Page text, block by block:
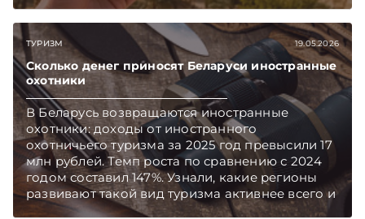
ТУРИЗМ 19.05.2026
Сколько денег приносят Беларуси иностранные
охотники
В Беларусь возвращаются иностранные
охотники: доходы от иностранного
охотничьего туризма за 2025 год превысили 17
млн рублей. Темп роста по сравнению с 2024
годом составил 147%. Узнали, какие регионы
развивают такой вид туризма активнее всего и
ждать ли роста доходов в текущем году.